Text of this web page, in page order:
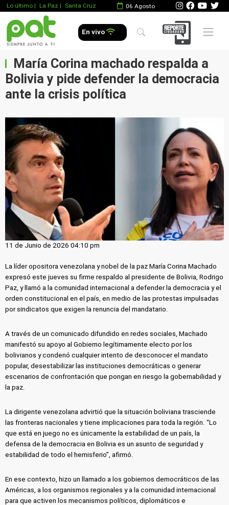
Lo último | La Paz | Santa Cruz 06 Agosto
En vivo Mobile
María Corina machado respalda a
Bolivia y pide defender la democracia
ante la crisis política
11 de Junio de 2026 04:10 pm
La líder opositora venezolana y nobel de la paz María Corina Machado
expresó este jueves su firme respaldo al presidente de Bolivia, Rodrigo
Paz, y llamó a la comunidad internacional a defender la democracia y el
orden constitucional en el país, en medio de las protestas impulsadas
por sindicatos que exigen la renuncia del mandatario.
A través de un comunicado difundido en redes sociales, Machado
manifestó su apoyo al Gobierno legítimamente electo por los
bolivianos y condenó cualquier intento de desconocer el mandato
popular, desestabilizar las instituciones democráticas o generar
escenarios de confrontación que pongan en riesgo la gobernabilidad y
la paz.
La dirigente venezolana advirtió que la situación boliviana trasciende
las fronteras nacionales y tiene implicaciones para toda la región. “Lo
que está en juego no es únicamente la estabilidad de un país, la
defensa de la democracia en Bolivia es un asunto de seguridad y
estabilidad de todo el hemisferio”, afirmó.
En ese contexto, hizo un llamado a los gobiernos democráticos de las
Américas, a los organismos regionales y a la comunidad internacional
para que activen los mecanismos políticos, diplomáticos e